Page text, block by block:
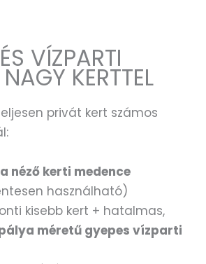
VÍZPARTI
KERTTEL
privát kert számos
néző kerti medence
használható)
kisebb kert + hatalmas,
méretű gyepes vízparti